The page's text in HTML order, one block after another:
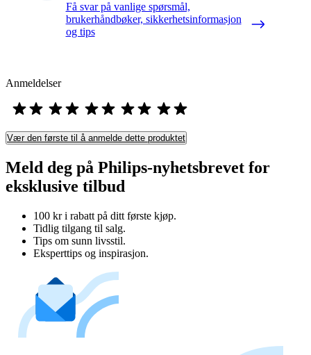
Få svar på vanlige spørsmål,
brukerhåndbøker, sikkerhetsinformasjon
og tips
Anmeldelser
Vær den første til å anmelde dette produktet
Meld deg på Philips-nyhetsbrevet for
eksklusive tilbud
100 kr i rabatt på ditt første kjøp.
Tidlig tilgang til salg.
Tips om sunn livsstil.
Eksperttips og inspirasjon.